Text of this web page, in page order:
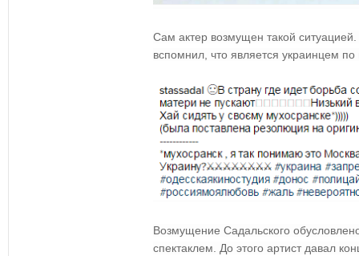
Сам актер возмущен такой
вспомнил, что является украинцем
Возмущение Садальского
спектаклем. До этого артист давал